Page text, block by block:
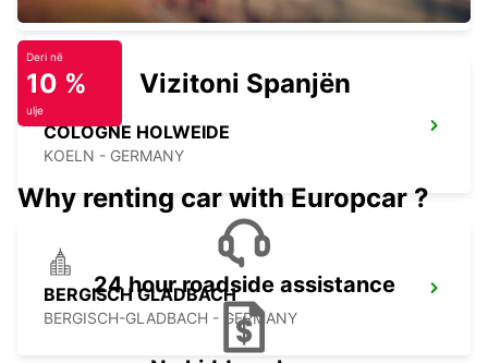
COLOGNE HOLWEIDE
KOELN - GERMANY
BERGISCH GLADBACH
BERGISCH-GLADBACH - GERMANY
Deri në
10 %
ulje
Vizitoni Spanjën
Why renting car with Europcar ?
24 hour roadside assistance